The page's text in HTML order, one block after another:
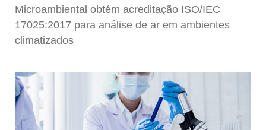
Microambiental obtém acreditação ISO/IEC
17025:2017 para análise de ar em ambientes
climatizados